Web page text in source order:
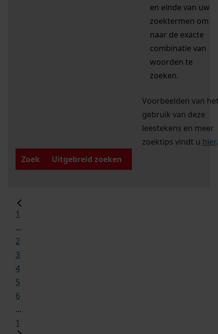
en einde van uw
zoektermen om
naar de exacte
combinatie van
woorden te
zoeken.
Voorbeelden van
gebruik van deze
leestekens en meer
zoektips vindt u hier.
Zoek
Uitgebreid zoeken
1
...
2
3
4
5
6
...
1